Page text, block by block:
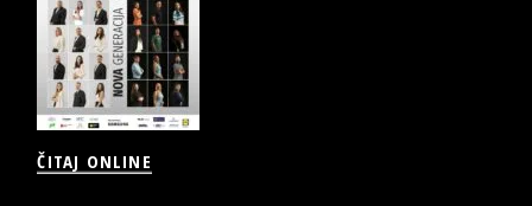
ČITAJ ONLINE